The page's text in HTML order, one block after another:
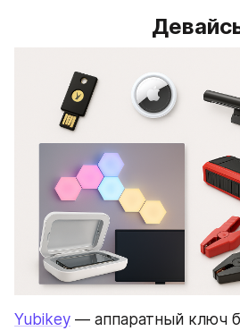
Yubikey — аппаратный ключ